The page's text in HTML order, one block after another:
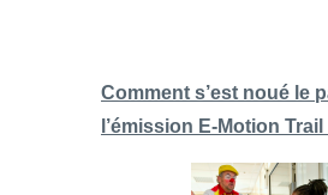
Comment s’est noué le
l’émission E-Motion Trail